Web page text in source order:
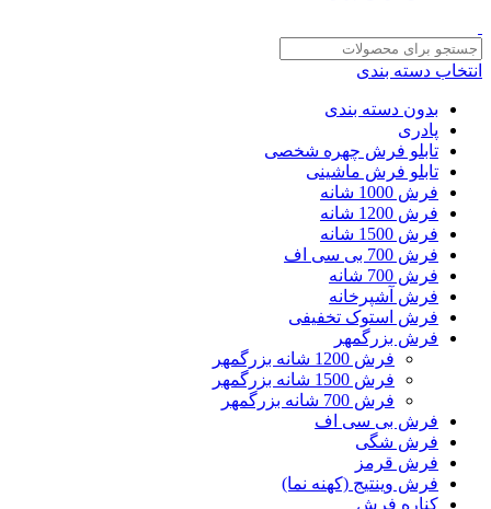
انتخاب دسته بندی
بدون دسته بندی
پادری
تابلو فرش چهره شخصی
تابلو فرش ماشینی
فرش 1000 شانه
فرش 1200 شانه
فرش 1500 شانه
فرش 700 بی سی اف
فرش 700 شانه
فرش آشپرخانه
فرش استوک تخفیفی
فرش بزرگمهر
فرش 1200 شانه بزرگمهر
فرش 1500 شانه بزرگمهر
فرش 700 شانه بزرگمهر
فرش بی سی اف
فرش شگی
فرش قرمز
فرش وینتیج (کهنه نما)
کناره فرش